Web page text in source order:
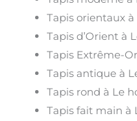
Tapis orientaux
Tapis d’Orient à
Tapis Extrême-
Tapis antique à
Tapis rond à Le
Tapis fait main à